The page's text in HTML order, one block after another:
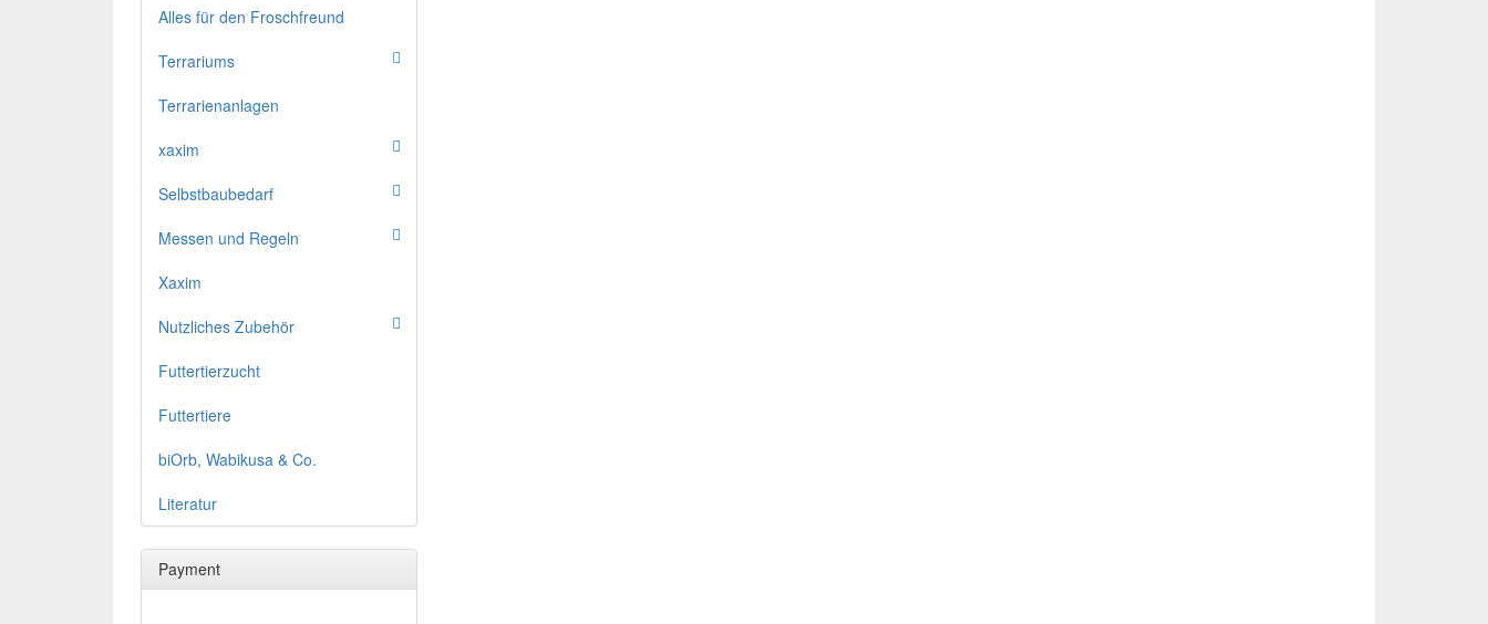
Alles für den Froschfreund
Terrariums
Terrarienanlagen
xaxim
Selbstbaubedarf
Messen und Regeln
Xaxim
Nutzliches Zubehör
Futtertierzucht
Futtertiere
biOrb, Wabikusa & Co.
Literatur
Payment